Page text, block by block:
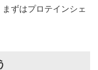
ずはプロテインシェ